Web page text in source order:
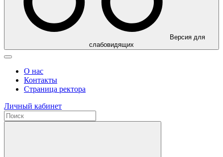
Версия для
слабовидящих
О нас
Контакты
Страница ректора
Личный кабинет